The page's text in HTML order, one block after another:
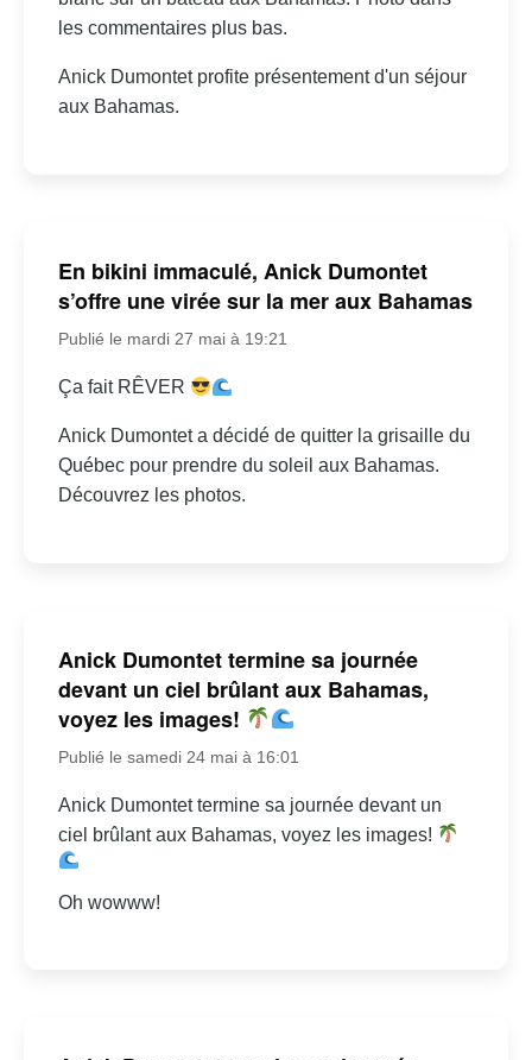
les commentaires plus bas.
Anick Dumontet profite présentement d'un séjour
aux Bahamas.
En bikini immaculé, Anick Dumontet
s’offre une virée sur la mer aux Bahamas
Publié le mardi 27 mai à 19:21
Ça fait RÊVER
Anick Dumontet a décidé de quitter la grisaille du
Québec pour prendre du soleil aux Bahamas.
Découvrez les photos.
Anick Dumontet termine sa journée
devant un ciel brûlant aux Bahamas,
voyez les images!
Publié le samedi 24 mai à 16:01
Anick Dumontet termine sa journée devant un
ciel brûlant aux Bahamas, voyez les images!
Oh wowww!